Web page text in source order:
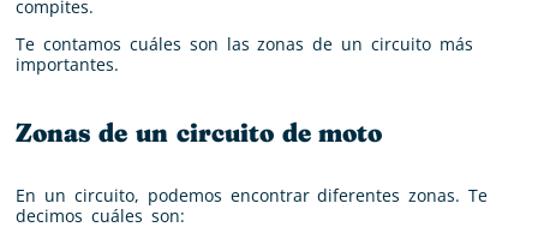
compites.
Te contamos cuáles son las zonas de un circuito más
importantes.
Zonas de un circuito de moto
En un circuito, podemos encontrar diferentes zonas. Te
decimos cuáles son: